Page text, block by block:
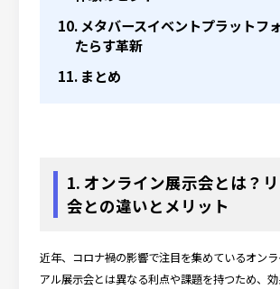
メタバースイベントプラットフ
たらす革新
まとめ
1. オンライン展示会とは？
会との違いとメリット
近年、コロナ禍の影響で注目を集めているオン
アル展示会とは異なる利点や課題を持つため、